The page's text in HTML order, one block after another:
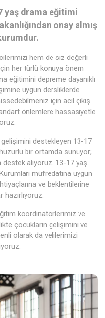
yaş drama eğitimi
onay almış
hem de siz değerli
her türlü konuya önem
eğitimini depreme dayanıklı
uygun dersliklerde
için acil çıkış
önlemlere hassasiyetle
gelişimini destekleyen 13-17
bir ortamda sunuyor;
destek alıyoruz. 13-17 yaş
müfredatına uygun
ve beklentilerine
koordinatörlerimiz ve
çocukların gelişimini ve
olarak da velilerimizi